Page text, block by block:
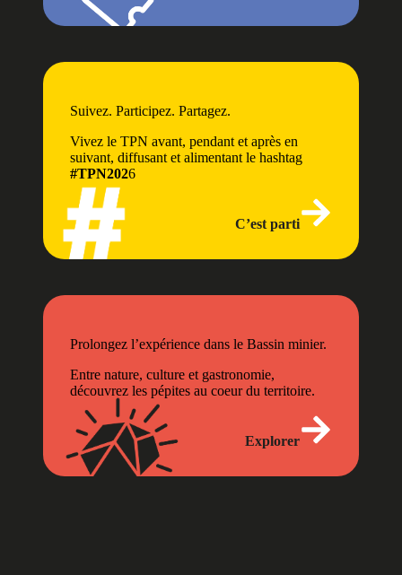
Suivez. Participez. Partagez.
Vivez le TPN avant, pendant et après en
suivant, diffusant et alimentant le hashtag
#TPN2026
C’est parti
Prolongez l’expérience dans le Bassin minier.
Entre nature, culture et gastronomie,
découvrez les pépites au coeur du territoire.
Explorer